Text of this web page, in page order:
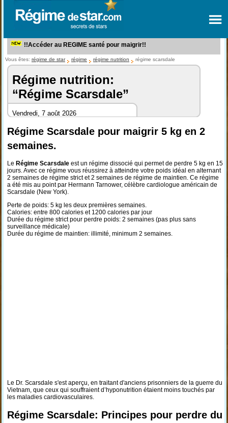
!!Accéder au REGIME santé pour maigrir!!
Vous êtes: régime de star régime régime nutrition régime scarsdale
Régime nutrition:
“Régime Scarsdale”
Vendredi, 7 août 2026
Régime Scarsdale pour maigrir 5 kg en 2
semaines.
Le Régime Scarsdaleest un régime dissocié qui permet de perdre 5 kg en 15
jours. Avec ce régime vous réussirez à atteindre votre poids idéal en alternant
2 semaines de régime strict et 2 semaines de régime de maintien. Ce régime
a été mis au point par Hermann Tarnower, célèbre cardiologue américain de
Scarsdale (New York).
Perte de poids: 5 kg les deux premières semaines.
Calories: entre 800 calories et 1200 calories par jour
Durée du régime strict pour perdre poids: 2 semaines (pas plus sans
surveillance médicale)
Durée du régime de maintien: illimité, minimum 2 semaines.
Le Dr. Scarsdale s'est aperçu, en traitant d'anciens prisonniers de la guerre du
Vietnam, que ceux qui souffraient d’hyponutrition étaient moins touchés par
les maladies cardiovasculaires.
Régime Scarsdale: Principes pour perdre du